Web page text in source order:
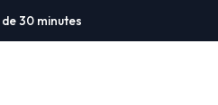
30 minutes